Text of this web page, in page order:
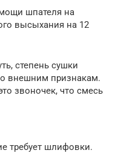
шпателя на
высыхания на 12
степень сушки
внешним признакам.
звоночек, что смесь
шлифовки.